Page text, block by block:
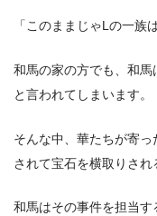
「このままじゃLの一族
和馬の家の方でも、和馬
と言われてしまいます。
そんな中、華たちが寄
されて宝石を横取りされ
和馬はその事件を担当す